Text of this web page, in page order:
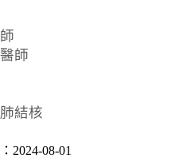
師
結核
2024-08-01